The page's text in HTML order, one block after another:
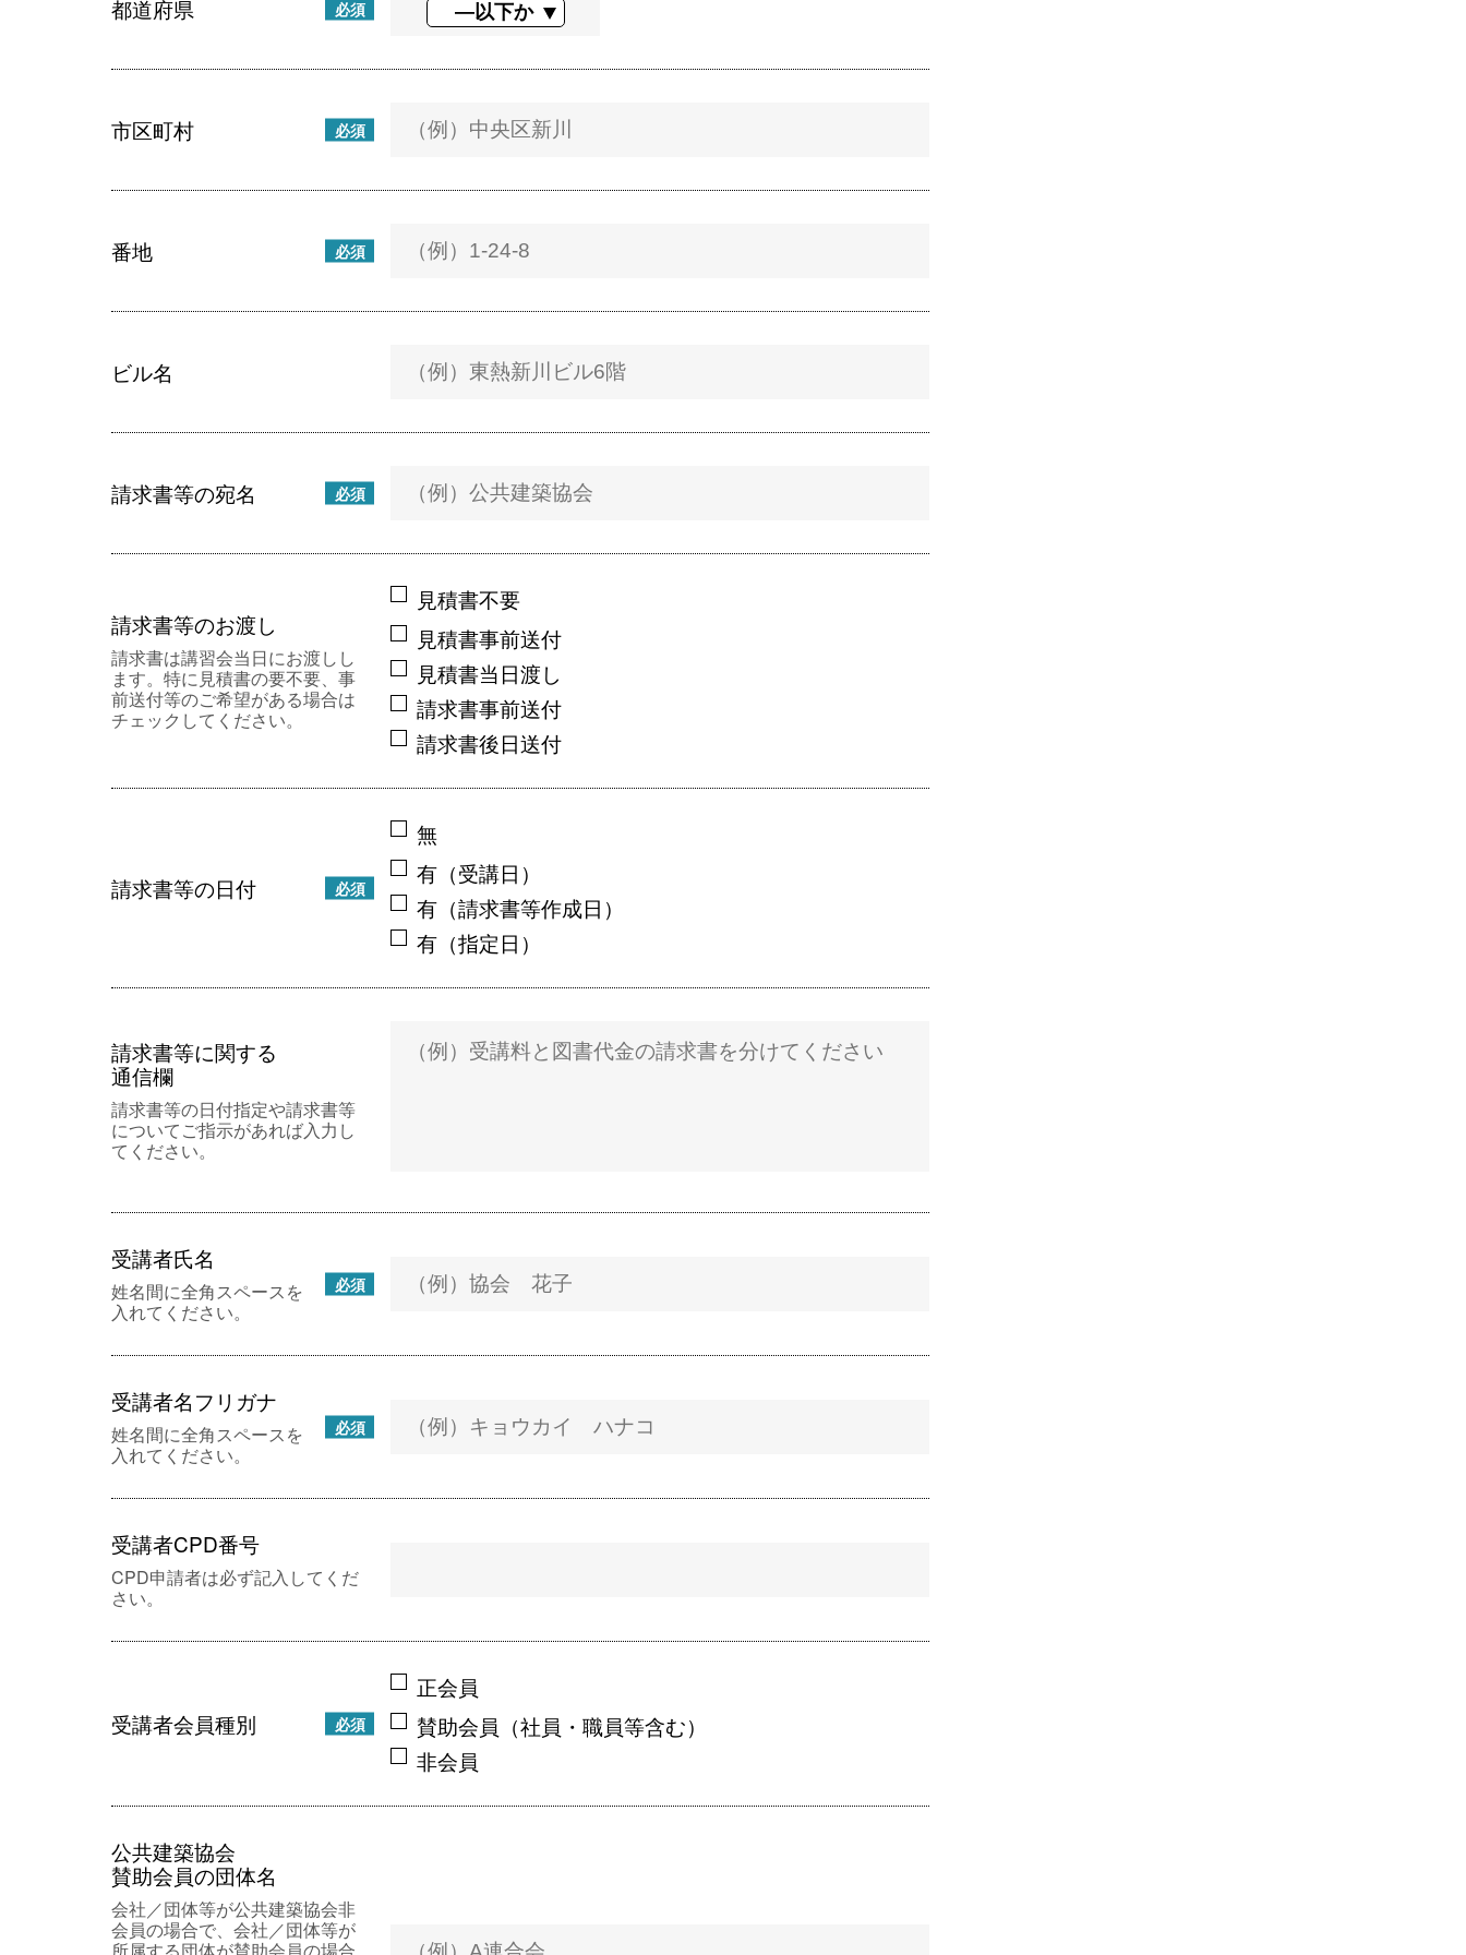
都道府県 必須
市区町村 必須
番地 必須
ビル名
請求書等の宛名 必須
請求書等のお渡し
請求書は講習会当日にお渡しし
ます。特に見積書の要不要、事
前送付等のご希望がある場合は
チェックしてください。
見積書不要
見積書事前送付
見積書当日渡し
請求書事前送付
請求書後日送付
請求書等の日付 必須
無
有（受講日）
有（請求書等作成日）
有（指定日）
請求書等に関する
通信欄
請求書等の日付指定や請求書等
についてご指示があれば入力し
てください。
受講者氏名
必須
姓名間に全角スペースを
入れてください。
受講者名フリガナ
必須
姓名間に全角スペースを
入れてください。
受講者CPD番号
CPD申請者は必ず記入してくだ
さい。
受講者会員種別 必須
正会員
賛助会員（社員・職員等含む）
非会員
公共建築協会
賛助会員の団体名
会社／団体等が公共建築協会非
会員の場合で、会社／団体等が